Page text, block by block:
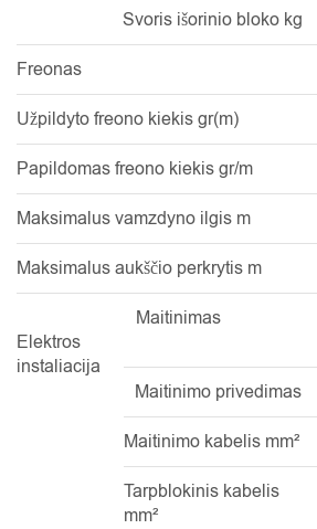
Svoris išorinio bloko kg
Freonas
Užpildyto freono kiekis gr(m)
Papildomas freono kiekis gr/m
Maksimalus vamzdyno ilgis m
Maksimalus aukščio perkrytis m
Elektros
instaliacija
Maitinimas
Maitinimo privedimas
Maitinimo kabelis mm²
Tarpblokinis kabelis
mm²